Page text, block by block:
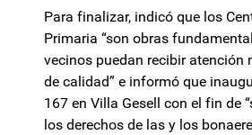
Para finalizar, indicó que los
Primaria “son obras
vecinos puedan recibir atención
de calidad” e informó que
167 en Villa Gesell con el fin de
los derechos de las y los